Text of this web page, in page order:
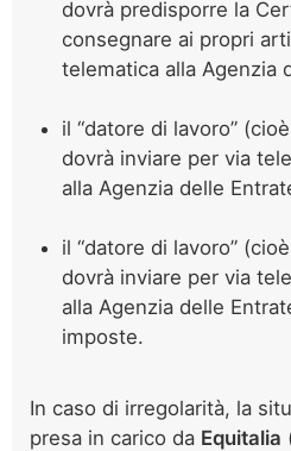
dovrà predisporre la
consegnare ai propri
telematica alla Agenzia
il “datore di lavoro”
dovrà inviare per via
alla Agenzia delle
il “datore di lavoro”
dovrà inviare per via
alla Agenzia delle
imposte.
In caso di irregolarità, la
presa in carico da Equitalia